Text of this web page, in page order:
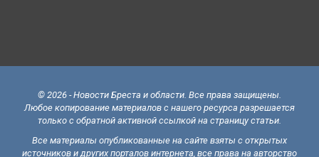
© 2026 - Новости Бреста и области. Все права защищены.
Любое копирование материалов с нашего ресурса разрешается
только с обратной активной ссылкой на страницу статьи.
Все материалы опубликованные на сайте взяты с открытых
источников и других порталов интернета, все права на авторство